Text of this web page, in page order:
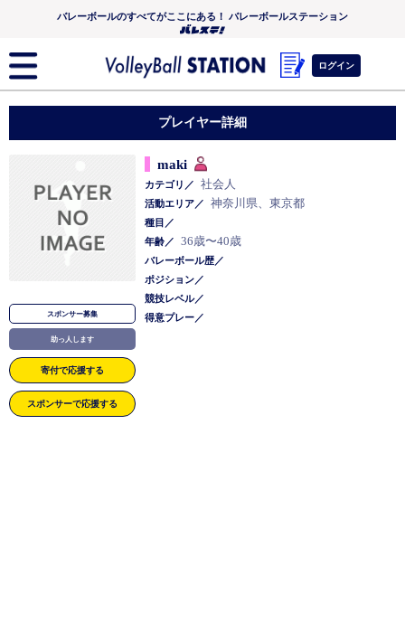
バレーボールのすべてがここにある！ バレーボールステーション
ログイン
プレイヤー詳細
スポンサー募集
助っ人します
寄付で応援する
スポンサーで応援する
maki
カテゴリ／ 社会人
活動エリア／ 神奈川県、東京都
種目／
年齢／
36歳〜40歳
バレーボール歴／
ポジション／
競技レベル／
得意プレー／